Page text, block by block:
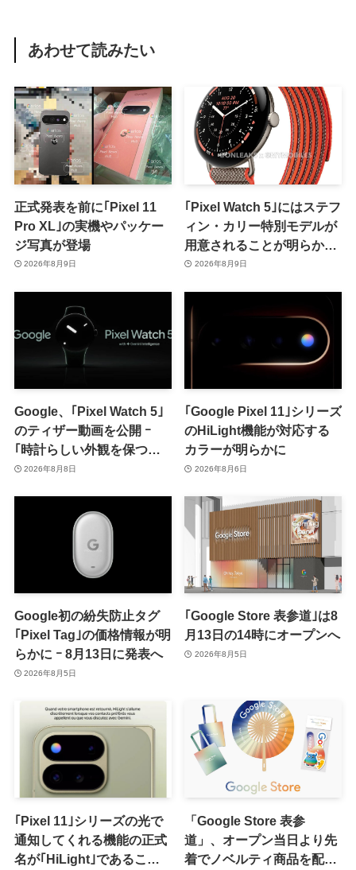
あわせて読みたい
正式発表を前に｢Pixel 11
Pro XL｣の実機やパッケー
ジ写真が登場
2026年8月9日
｢Pixel Watch 5｣にはステフ
ィン・カリー特別モデルが
用意されることが明らかに
ｰ 日本での発売は期待しな
2026年8月9日
Google、｢Pixel Watch 5｣
のティザー動画を公開 ｰ
｢時計らしい外観を保つ品
格｣をアピール
2026年8月8日
｢Google Pixel 11｣シリーズ
のHiLight機能が対応する
カラーが明らかに
2026年8月6日
Google初の紛失防止タグ
｢Pixel Tag｣の価格情報が明
らかに ｰ 8月13日に発表へ
2026年8月5日
｢Google Store 表参道｣は8
月13日の14時にオープンへ
2026年8月5日
｢Pixel 11｣シリーズの光で
通知してくれる機能の正式
名が｢HiLight｣であること
「Google Store 表参
道」、オープン当日より先
着でノベルティ商品を配布